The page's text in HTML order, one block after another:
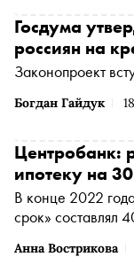
Богдан Гайдук
Госдума
россиян на
Законопроект
Анна Вострикова
Центробанк:
ипотеку на
В конце 2022
срок» составлял